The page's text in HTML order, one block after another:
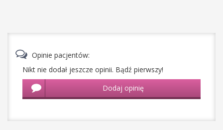
Opinie pacjentów:
Nikt nie dodał jeszcze opinii. Bądź pierwszy!
Dodaj opinię